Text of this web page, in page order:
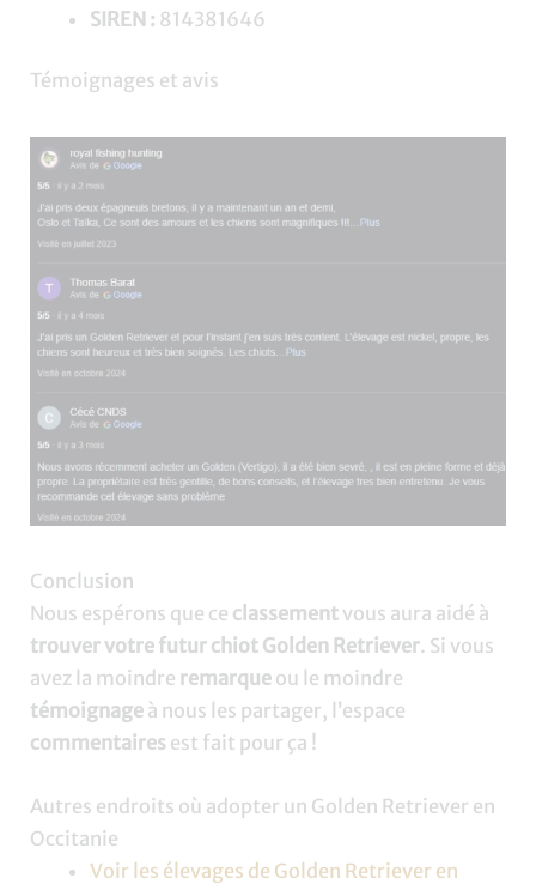
SIREN : 814381646
Témoignages et avis
Conclusion
Nous espérons que ce classement vous aura aidé à
trouver votre futur chiot Golden Retriever. Si vous
avez la moindre remarque ou le moindre
témoignage à nous les partager, l’espace
commentaires est fait pour ça !
Autres endroits où adopter un Golden Retriever en
Occitanie
Voir les élevages de Golden Retriever en